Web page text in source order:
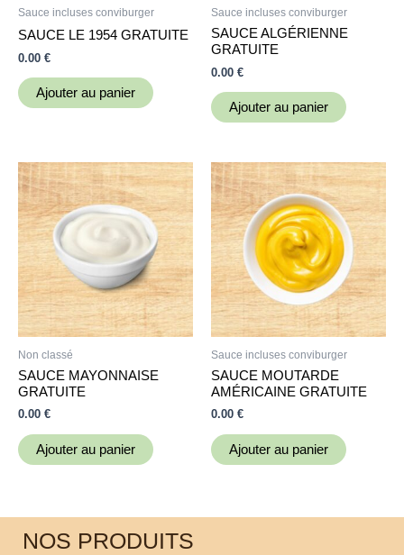
Sauce incluses conviburger
SAUCE LE 1954 GRATUITE
0.00 €
Ajouter au panier
Sauce incluses conviburger
SAUCE ALGÉRIENNE
GRATUITE
0.00 €
Ajouter au panier
Non classé
SAUCE MAYONNAISE
GRATUITE
0.00 €
Ajouter au panier
Sauce incluses conviburger
SAUCE MOUTARDE
AMÉRICAINE GRATUITE
0.00 €
Ajouter au panier
NOS PRODUITS